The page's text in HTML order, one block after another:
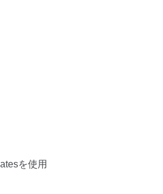
を使用